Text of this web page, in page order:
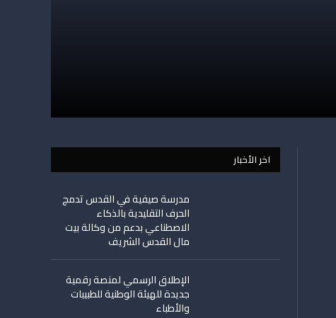
اخر الأخبار
مدرسة صيفية في القدس تدمج
الحرف التقليدية بالذكاء
الاصطناعي بدعم من وكالة بيت
مال القدس الشريف
الإطلاق الرسمي لمنصة رقمية
جديدة للهيئة الوطنية للطبيبات
والأطباء